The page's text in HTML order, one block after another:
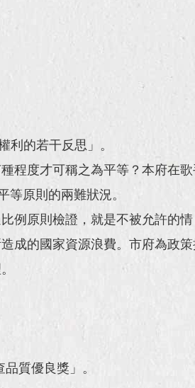
的若干反思」。
程度才可稱之為平等？本府在
原則的兩難狀況。
例原則檢證，就是不被允許的情
成的國家資源浪費。市府為政策
質優良獎」。